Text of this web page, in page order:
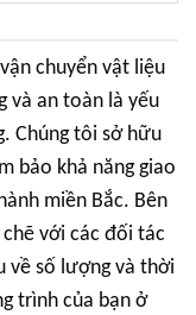
chuyển vật liệu
và an toàn là yếu
Chúng tôi sở hữu
bảo khả năng giao
miền Bắc. Bên
với các đối tác
về số lượng và thời
trình của bạn ở